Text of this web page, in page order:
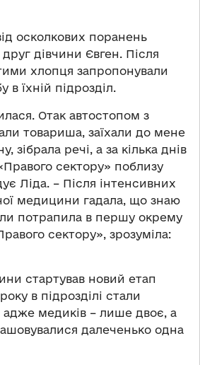
осколкових поранень
дівчини Євген. Після
хлопця запропонували
в їхній підрозділ.
Отак автостопом з
товариша, заїхали до мене
зібрала речі, а за кілька днів
сектору» поблизу
Ліда. – Після інтенсивних
медицини гадала, що знаю
потрапила в першу окрему
сектору», зрозуміла:
стартував новий етап
в підрозділі стали
медиків – лише двоє, а
далеченько одна